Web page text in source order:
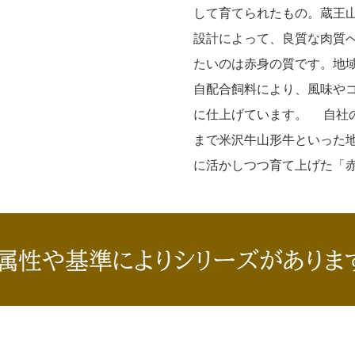
して育てられたもの。蔵王
設計によって、良質な肉
たいのは赤身の質です。地
自配合飼料により、風味や
に仕上げています。 自社
まで米沢牛山形牛といった
に活かしつつ育て上げた「